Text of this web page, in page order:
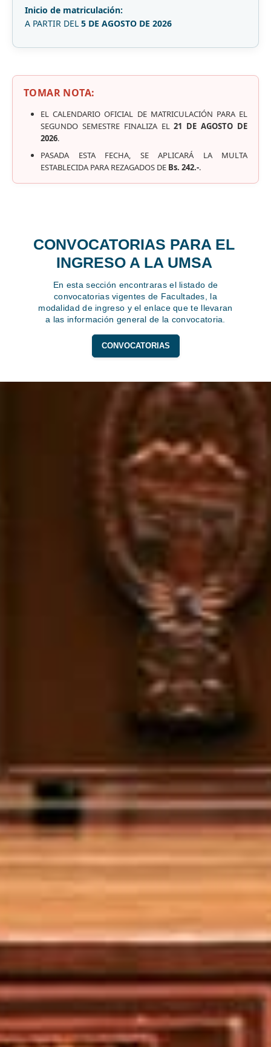
Inicio de matriculación:
A PARTIR DEL 5 DE AGOSTO DE 2026
TOMAR NOTA:
EL CALENDARIO OFICIAL DE MATRICULACIÓN PARA EL
SEGUNDO SEMESTRE FINALIZA EL21 DE AGOSTO DE
2026.
PASADA ESTA FECHA, SE APLICARÁ LA MULTA
ESTABLECIDA PARA REZAGADOS DE Bs. 242.-.
CONVOCATORIAS PARA EL
INGRESO A LA UMSA
En esta sección encontraras el listado de
convocatorias vigentes de Facultades, la
modalidad de ingreso y el enlace que te llevaran
a las información general de la convocatoria.
CONVOCATORIAS